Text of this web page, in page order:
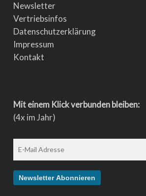
Newsletter
Vertriebsinfos
Datenschutzerklärung
Impressum
Kontakt
Mit einem Klick verbunden bleiben:
(4x im Jahr)